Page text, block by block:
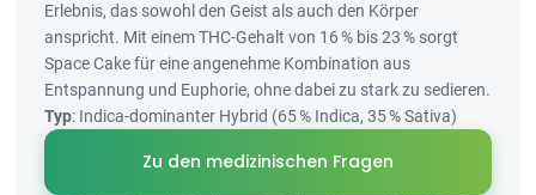
Erlebnis, das sowohl den Geist als auch den Körper
anspricht. Mit einem THC-Gehalt von 16 % bis 23 % sorgt
Space Cake für eine angenehme Kombination aus
Entspannung und Euphorie, ohne dabei zu stark zu sedieren.
Typ: Indica-dominanter Hybrid (65 % Indica, 35 % Sativa)
Zu den medizinischen Fragen